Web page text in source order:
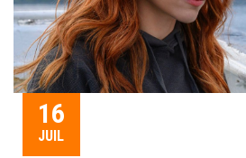
16
JUIL